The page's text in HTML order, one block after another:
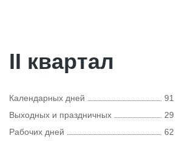
II квартал
Календарных дней
91
Выходных и праздничных
29
Рабочих дней
62